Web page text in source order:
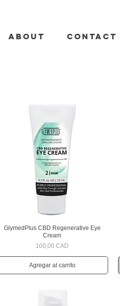
About Contact
Vista rápida
GlymedPlus CBD Regenerative Eye
Cream
Precio
100,00 CAD
Agregar al carrito